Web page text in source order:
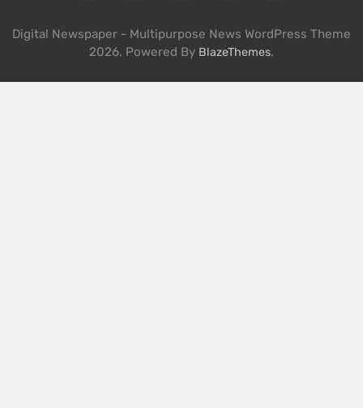
Digital Newspaper - Multipurpose News WordPress Theme
2026. Powered By BlazeThemes.